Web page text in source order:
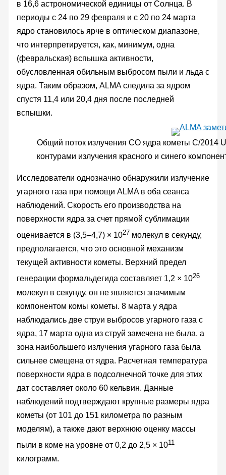
в 16,6 астрономической единицы от Солнца. В
периоды с 24 по 29 февраля и с 20 по 24 марта
ядро становилось ярче в оптическом диапазоне,
что интерпретируется, как, минимум, одна
(февральская) вспышка активности,
обусловленная обильным выбросом пыли и льда с
ядра. Таким образом, ALMA следила за ядром
спустя 11,4 или 20,4 дня после последней
вспышки.
Общий поток излучения CO ядра кометы C/2014
контурами излучения красного и синего
Исследователи однозначно обнаружили излучение
угарного газа при помощи ALMA в оба сеанса
наблюдений. Скорость его производства на
поверхности ядра за счет прямой сублимации
оценивается в (3,5–4,7) × 1027 молекул в секунду,
предполагается, что это основной механизм
текущей активности кометы. Верхний предел
генерации формальдегида составляет 1,2 × 1026
молекул в секунду, он не является значимым
компонентом комы кометы. 8 марта у ядра
наблюдались две струи выбросов угарного газа с
ядра, 17 марта одна из струй замечена не была, а
зона наибольшего излучения угарного газа была
сильнее смещена от ядра. Расчетная температура
поверхности ядра в подсолнечной точке для этих
дат составляет около 60 кельвин. Данные
наблюдений подтверждают крупные размеры ядра
кометы (от 101 до 151 километра по разным
моделям), а также дают верхнюю оценку массы
пыли в коме на уровне от 0,2 до 2,5 × 1011
килограмм.